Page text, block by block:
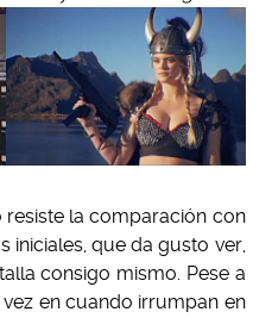
la comparación con
iniciales, que da gusto ver,
consigo mismo. Pese a
en cuando irrumpan en